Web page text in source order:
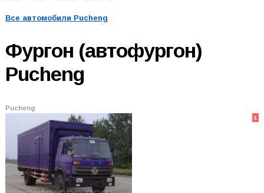
Все автомобили Pucheng
Фургон (автофургон)
Pucheng
Pucheng
1